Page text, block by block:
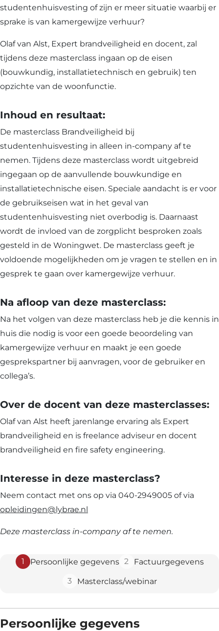
studentenhuisvesting of zijn er meer situatie waarbij er
sprake is van kamergewijze verhuur?
Olaf van Alst, Expert brandveiligheid en docent, zal
tijdens deze masterclass ingaan op de eisen
(bouwkundig, installatietechnisch en gebruik) ten
opzichte van de woonfunctie.
Inhoud en resultaat:
De masterclass Brandveiligheid bij
studentenhuisvesting in alleen in-company af te
nemen. Tijdens deze masterclass wordt uitgebreid
ingegaan op de aanvullende bouwkundige en
installatietechnische eisen. Speciale aandacht is er voor
de gebruikseisen wat in het geval van
studentenhuisvesting niet overbodig is. Daarnaast
wordt de invloed van de zorgplicht besproken zoals
gesteld in de Woningwet. De masterclass geeft je
voldoende mogelijkheden om je vragen te stellen en in
gesprek te gaan over kamergewijze verhuur.
Na afloop van deze masterclass:
Na het volgen van deze masterclass heb je die kennis in
huis die nodig is voor een goede beoordeling van
kamergewijze verhuur en maakt je een goede
gesprekspartner bij aanvragen, voor de gebruiker en
collega’s.
Over de docent van deze masterclasses:
Olaf van Alst heeft jarenlange ervaring als Expert
brandveiligheid en is freelance adviseur en docent
brandveiligheid en fire safety engineering.
Interesse in deze masterclass?
Neem contact met ons op via 040-2949005 of via
opleidingen@lybrae.nl
Deze masterclass in-company af te nemen.
1 Persoonlijke gegevens 2 Factuurgegevens
3 Masterclass/webinar
Persoonlijke gegevens